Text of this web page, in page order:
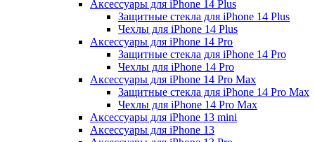
Аксессуары для iPhone 14 Plus
Защитные стекла для iPhone 14 Plus
Чехлы для iPhone 14 Plus
Аксессуары для iPhone 14 Pro
Защитные стекла для iPhone 14 Pro
Чехлы для iPhone 14 Pro
Аксессуары для iPhone 14 Pro Max
Защитные стекла для iPhone 14 Pro Max
Чехлы для iPhone 14 Pro Max
Аксессуары для iPhone 13 mini
Аксессуары для iPhone 13